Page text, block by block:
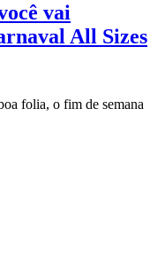
vai
All Sizes
folia, o fim de semana